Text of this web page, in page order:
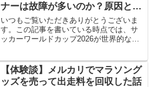
ナーは故障が多いのか？原因と予
防策を解説
いつもご覧いただきありがとうございま
す。この記事を書いている時点では、サ
ッカーワールドカップ2026が世界的な盛
で勝敗が決まる緊張感があります。世界
トップクラスの選手た...
【体験談】メルカリでマラソング
ッズを売って出走料を回収した話